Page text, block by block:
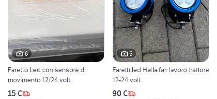
6
Faretto Led con sensore di
movimento 12/24 volt
15 €
5
Faretti led Hella fari lavoro trattore
12-24 volt
90 €